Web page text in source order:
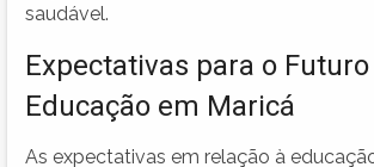
saudável.
Expectativas para o
Educação em Maricá
As expectativas em relação à